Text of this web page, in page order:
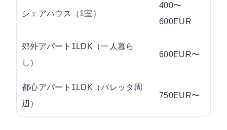
シェアハウス（1室）
400〜
600EUR
郊外アパート1LDK（一人暮ら
し）
600EUR〜
都心アパート1LDK（バレッタ周
辺）
750EUR〜